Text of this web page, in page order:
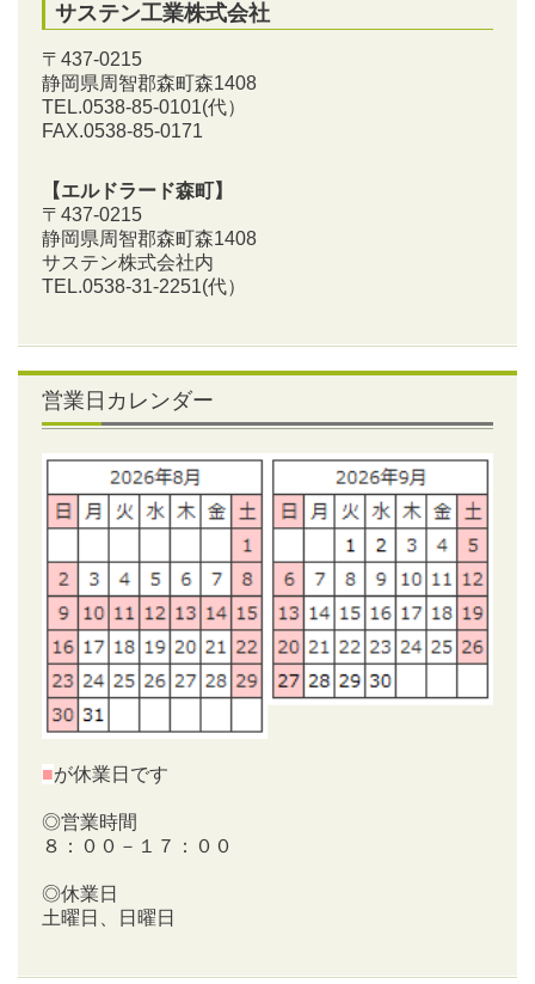
サステン工業株式会社
〒437-0215
静岡県周智郡森町森1408
TEL.0538-85-0101(代）
FAX.0538-85-0171
【エルドラード森町】
〒437-0215
静岡県周智郡森町森1408
サステン株式会社内
TEL.0538-31-2251(代）
営業日カレンダー
■が休業日です
◎営業時間
８：００－１７：００
◎休業日
土曜日、日曜日